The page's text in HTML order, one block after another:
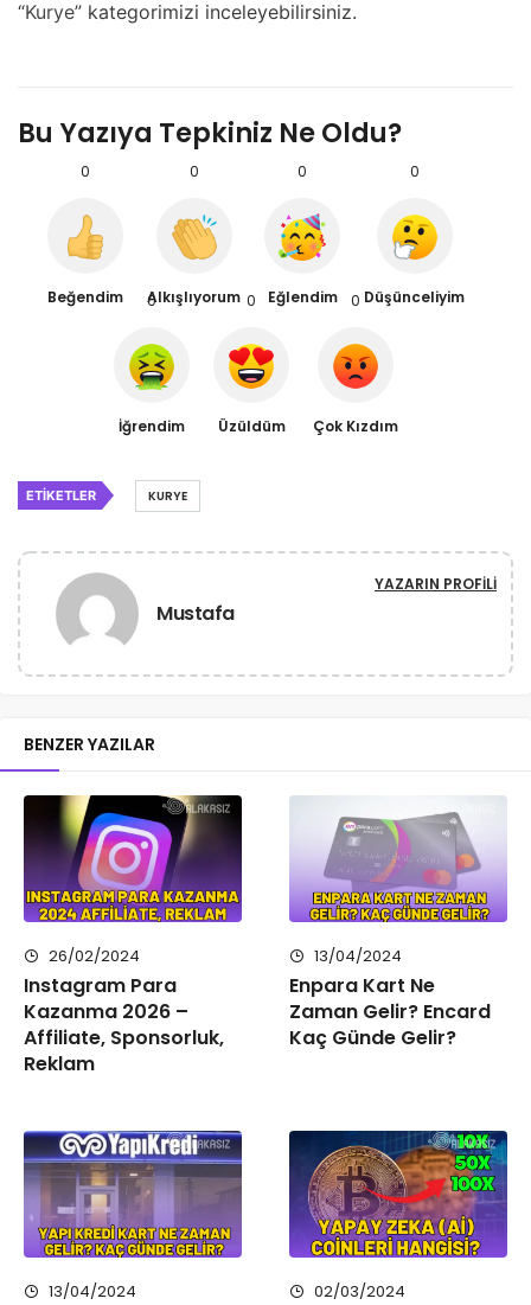
“Kurye” kategorimizi inceleyebilirsiniz.
Bu Yazıya Tepkiniz Ne Oldu?
0
Beğendim
0
Alkışlıyorum
0
Eğlendim
0
Düşünceliyim
0
İğrendim
0
Üzüldüm
0
Çok Kızdım
ETIKETLER KURYE
Mustafa
YAZARIN PROFILI
BENZER YAZILAR
26/02/2024
Instagram Para
Kazanma 2026 –
Affiliate, Sponsorluk,
Reklam
13/04/2024
Enpara Kart Ne
Zaman Gelir? Encard
Kaç Günde Gelir?
13/04/2024 02/03/2024